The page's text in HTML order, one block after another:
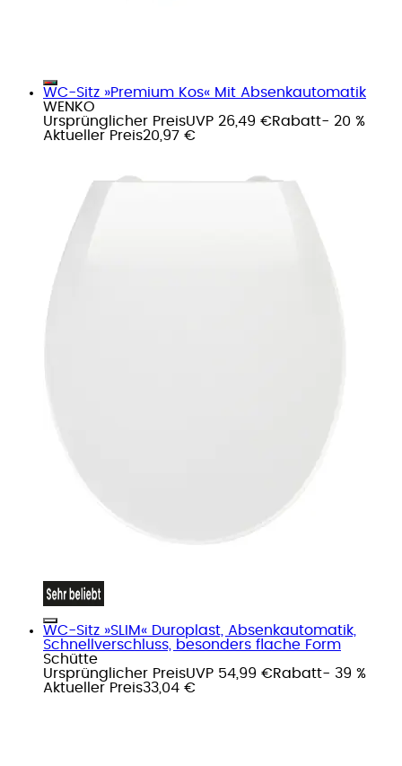
WC-Sitz »Premium Kos« Mit Absenkautomatik
WENKO
Ursprünglicher PreisUVP 26,49 €Rabatt- 20 %
Aktueller Preis20,97 €
WC-Sitz »SLIM« Duroplast, Absenkautomatik,
Schnellverschluss, besonders flache Form
Schütte
Ursprünglicher PreisUVP 54,99 €Rabatt- 39 %
Aktueller Preis33,04 €